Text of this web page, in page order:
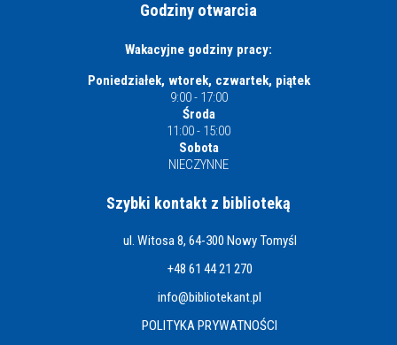
Godziny otwarcia
Wakacyjne godziny pracy:
Poniedziałek, wtorek, czwartek, piątek
9:00 - 17:00
Środa
11:00 - 15:00
Sobota
NIECZYNNE
Szybki kontakt z biblioteką
ul. Witosa 8, 64-300 Nowy Tomyśl
+48 61 44 21 270
info@bibliotekant.pl
POLITYKA PRYWATNOŚCI